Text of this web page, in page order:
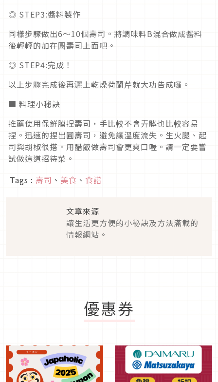
◎ STEP3:醬料製作
同樣步驟做出6〜10個壽司。將調味料B混合做成醬料
後輕輕的加在圓壽司上面吧。
◎ STEP4:完成！
以上步驟完成後再灑上乾燥荷蘭芹就大功告成囉。
■ 料理小秘訣
推薦使用保鮮膜捏壽司，手比較不會弄髒也比較容易
捏。迅速的捏出圓壽司，避免讓溫度流失。生火腿、起
司與胡椒很搭。用醋飯做壽司會更爽口喔。請一定要嘗
試做這道招待菜。
Tags : 壽司 、 美食 、 食譜
文章來源
讓生活更方便的小秘訣及方法滿載的
情報網站。
優惠券